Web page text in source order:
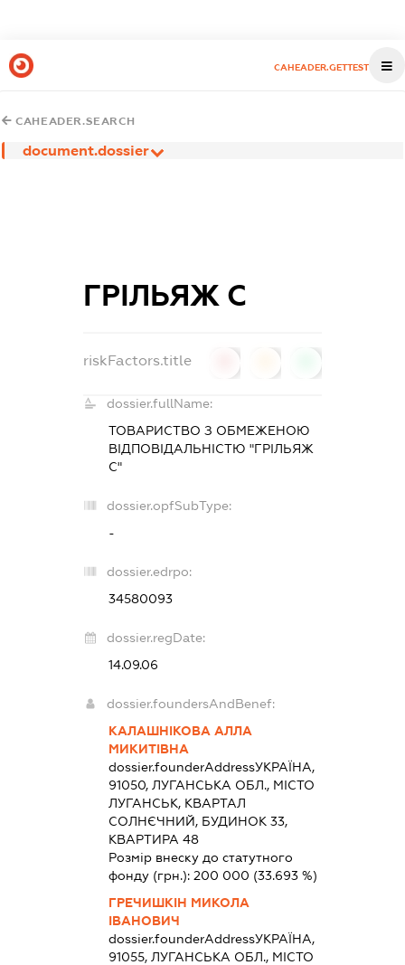
CAHEADER.GETTEST
CAHEADER.SEARCH
document.dossier
ГРІЛЬЯЖ С
riskFactors.title
dossier.fullName:
ТОВАРИСТВО З ОБМЕЖЕНОЮ
ВІДПОВІДАЛЬНІСТЮ "ГРІЛЬЯЖ
С"
dossier.opfSubType:
-
dossier.edrpo:
34580093
dossier.regDate:
14.09.06
dossier.foundersAndBenef:
КАЛАШНІКОВА АЛЛА
МИКИТІВНА
dossier.founderAddressУКРАЇНА,
91050, ЛУГАНСЬКА ОБЛ., МІСТО
ЛУГАНСЬК, КВАРТАЛ
СОЛНЄЧНИЙ, БУДИНОК 33,
КВАРТИРА 48
Розмір внеску до статутного
фонду (грн.): 200 000 (33.693 %)
ГРЕЧИШКІН МИКОЛА
ІВАНОВИЧ
dossier.founderAddressУКРАЇНА,
91055, ЛУГАНСЬКА ОБЛ., МІСТО